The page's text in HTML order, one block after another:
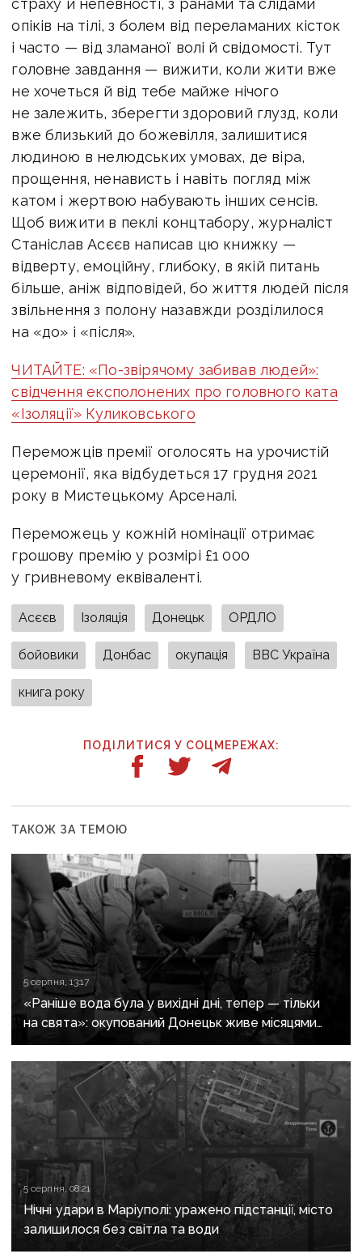
страху й непевності, з ранами та слідами
опіків на тілі, з болем від переламаних кісток
і часто — від зламаної волі й свідомості. Тут
головне завдання — вижити, коли жити вже
не хочеться й від тебе майже нічого
не залежить, зберегти здоровий глузд, коли
вже близький до божевілля, залишитися
людиною в нелюдських умовах, де віра,
прощення, ненависть і навіть погляд між
катом і жертвою набувають інших сенсів.
Щоб вижити в пеклі концтабору, журналіст
Станіслав Асєєв написав цю книжку —
відверту, емоційну, глибоку, в якій питань
більше, аніж відповідей, бо життя людей після
звільнення з полону назавжди розділилося
на «до» і «після».
ЧИТАЙТЕ: «По-звірячому забивав людей»:
свідчення експолонених про головного ката
«Ізоляції» Куликовського
Переможців премії оголосять на урочистій
церемонії, яка відбудеться 17 грудня 2021
року в Мистецькому Арсеналі.
Переможець у кожній номінації отримає
грошову премію у розмірі £1 000
у гривневому еквіваленті.
Асєєв Ізоляція Донецьк ОРДЛО
бойовики Донбас окупація ВВС Україна
книга року
ПОДІЛИТИСЯ У СОЦМЕРЕЖАХ:
ТАКОЖ ЗА ТЕМОЮ
5 серпня, 13:17
«Раніше вода була у вихідні дні, тепер — тільки
на свята»: окупований Донецьк живе місяцями
без води
5 серпня, 08:21
Нічні удари в Маріуполі: уражено підстанції, місто
залишилося без світла та води